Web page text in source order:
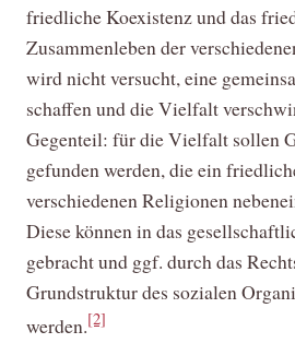
friedliche Koexistenz und das
Zusammenleben der
wird nicht versucht, eine
schaffen und die Vielfalt
Gegenteil: für die Vielfalt sollen
gefunden werden, die ein
verschiedenen Religionen
Diese können in das
gebracht und ggf. durch das
Grundstruktur des sozialen
werden.[2]